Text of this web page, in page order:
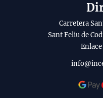
Carretera
Sant Feliu de
Enlace